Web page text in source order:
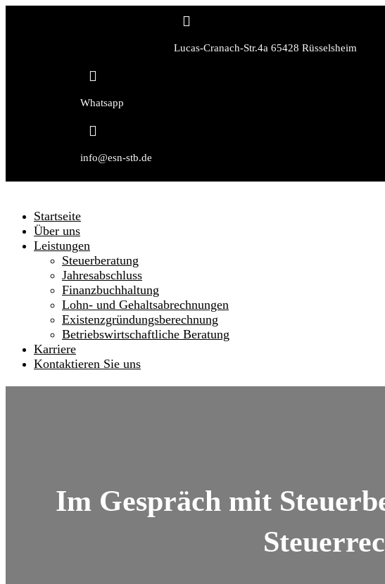

Lucas-Cranach-Str.4a 65428 Rüsselsheim

Whatsapp

info@esn-stb.de
Startseite
Über uns
Leistungen
Steuerberatung
Jahresabschluss
Finanzbuchhaltung
Lohn- und Gehaltsabrechnungen
Existenzgründungsberechnung
Betriebswirtschaftliche Beratung
Karriere
Kontaktieren Sie uns
Im Gespräch mit